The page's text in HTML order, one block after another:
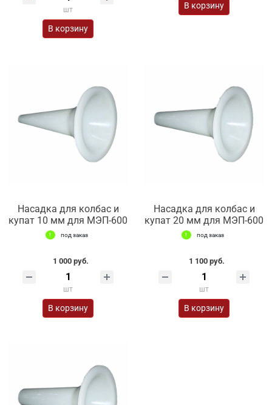
шт
В корзину
В корзину
Насадка для колбас и
купат 10 мм для МЭП-600
под заказ
1 000 руб.
шт
В корзину
Насадка для колбас и
купат 20 мм для МЭП-600
под заказ
1 100 руб.
шт
В корзину